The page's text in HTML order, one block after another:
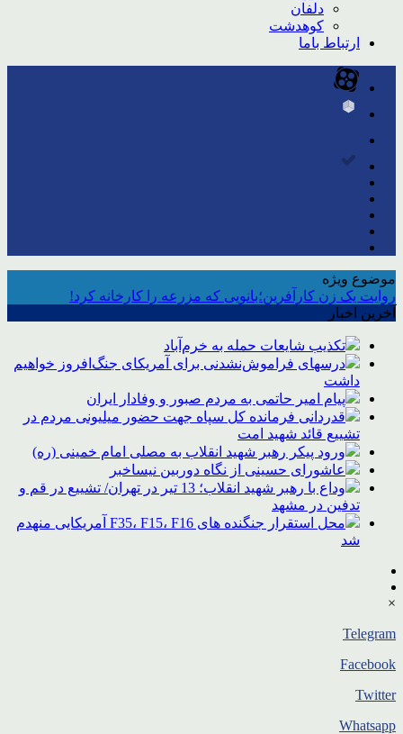
دلفان
کوهدشت
ارتباط باما
موضوع ویژه
روایت یک زن کارآفرین؛بانویی که مزرعه را کارخانه کرد!
آخرین اخبار
تکذیب شایعات حمله به خرم‌آباد
درسهای فراموش‌نشدنی برای آمریکای جنگ‌افروز خواهیم
داشت
پیام امیر حاتمی به مردم صبور و وفادار ایران
قدردانی فرمانده کل سپاه جهت حضور میلیونی مردم در
تشییع قائد شهید امت
ورود پیکر رهبر شهید انقلاب به مصلی امام خمینی (ره)
عاشورای حسینی از نگاه دوربین نیساخبر
وداع با رهبر شهید انقلاب؛ 13 تیر در تهران/ تشییع در قم و
تدفین در مشهد
محل استقرار جنگنده های F35، F15، F16 آمریکایی منهدم
شد
×
Telegram
Facebook
Twitter
Whatsapp